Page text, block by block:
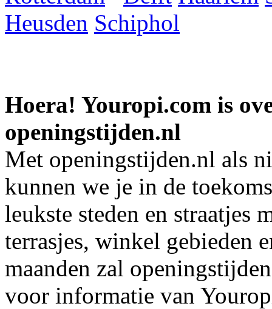
Heusden Schiphol
Hoera! Youropi.com is
openingstijden.nl
Met openingstijden.nl als
kunnen we je in de
leukste steden en straatjes
terrasjes, winkel gebieden
maanden zal
voor informatie van